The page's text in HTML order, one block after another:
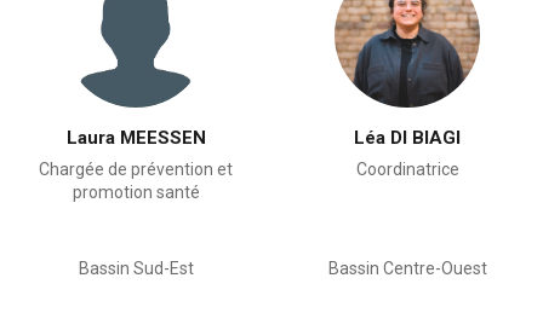
Laura MEESSEN
Chargée de prévention et
promotion santé
Bassin Sud-Est
Léa DI BIAGI
Coordinatrice
Bassin Centre-Ouest